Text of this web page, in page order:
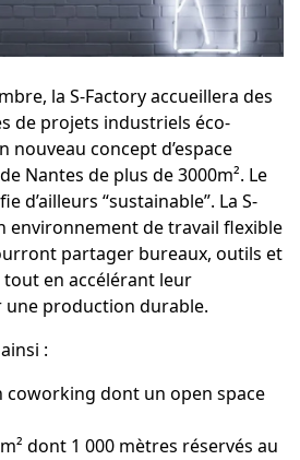
la S-Factory accueillera des
de projets industriels éco-
nouveau concept d’espace
Nantes de plus de 3000m². Le
d’ailleurs “sustainable”. La S-
environnement de travail flexible
partager bureaux, outils et
en accélérant leur
production durable.
:
coworking dont un open space
dont 1 000 mètres réservés au